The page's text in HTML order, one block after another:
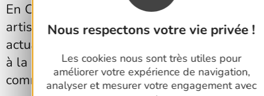
Nous respectons votre vie privée !
Les cookies nous sont très utiles pour
améliorer votre expérience de navigation,
analyser et mesurer votre engagement avec
En Cévennes gardoises, les artistes et
artisans d’art ont su préserver et surtout
actualiser des traditions. Le design s’allie
à la mode et les matières s’associent
comme un mets à un vin.